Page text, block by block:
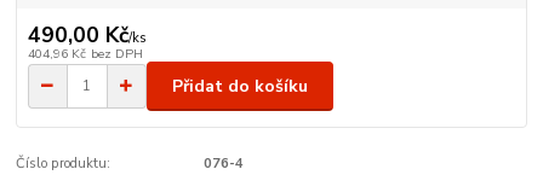
490,00 Kč/ks
404,96 Kč bez DPH
Přidat do košíku
Číslo produktu: 076-4